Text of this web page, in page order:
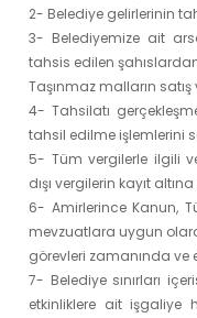
2- Belediye gelirlerinin
3- Belediyemize ait
tahsis edilen
Taşınmaz malların
4- Tahsilatı
tahsil edilme işlemlerini
5- Tüm vergilerle ilgili
dışı vergilerin kayıt
6- Amirlerince Kanun,
mevzuatlara uygun
görevleri zamanında ve
7- Belediye sınırları
etkinliklere ait işgaliye